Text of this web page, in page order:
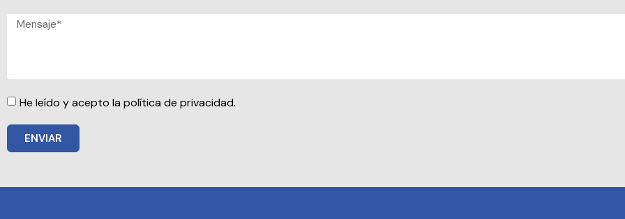
He leído y acepto la política de privacidad.
ENVIAR